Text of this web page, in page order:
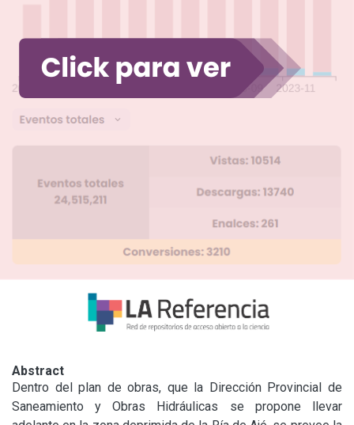
Abstract
Dentro del plan de obras, que la Dirección Provincial de
Saneamiento y Obras Hidráulicas se propone llevar